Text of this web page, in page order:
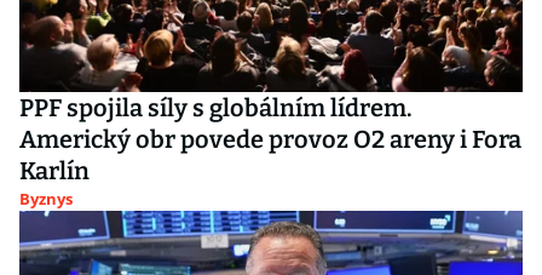
PPF spojila síly s globálním lídrem.
Americký obr povede provoz O2 areny i Fora
Karlín
Byznys